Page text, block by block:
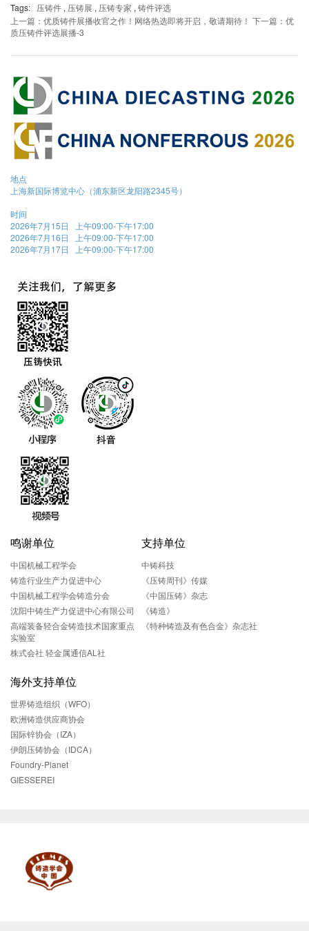
Tags: 压铸件 , 压铸展 , 压铸专家 , 铸件评选
上一篇：优质铸件展播收官之作！网络热选即将开启，敬请期待！ 下一篇：优
质压铸件评选展播-3
地点
上海新国际博览中心（浦东新区龙阳路2345号）
时间
2026年7月15日 上午09:00-下午17:00
2026年7月16日 上午09:00-下午17:00
2026年7月17日 上午09:00-下午17:00
鸣谢单位
中国机械工程学会
铸造行业生产力促进中心
中国机械工程学会铸造分会
沈阳中铸生产力促进中心有限公司
高端装备轻合金铸造技术国家重点
实验室
株式会社 轻金属通信AL社
支持单位
中铸科技
《压铸周刊》传媒
《中国压铸》杂志
《铸造》
《特种铸造及有色合金》杂志社
海外支持单位
世界铸造组织（WFO）
欧洲铸造供应商协会
国际锌协会（IZA）
伊朗压铸协会（IDCA）
Foundry-Planet
GIESSEREI